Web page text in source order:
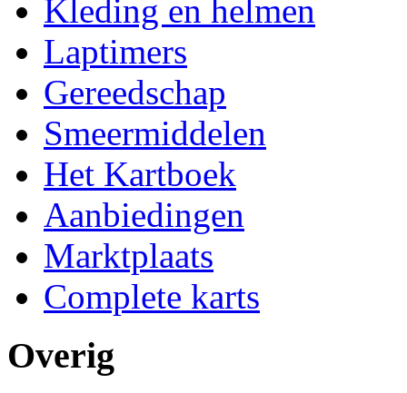
Kleding en helmen
Laptimers
Gereedschap
Smeermiddelen
Het Kartboek
Aanbiedingen
Marktplaats
Complete karts
Overig